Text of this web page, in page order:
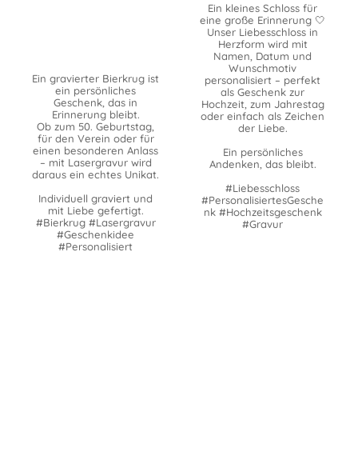
Ein gravierter Bierkrug ist
ein persönliches
Geschenk, das in
Erinnerung bleibt.
Ob zum 50. Geburtstag,
für den Verein oder für
einen besonderen Anlass
– mit Lasergravur wird
daraus ein echtes Unikat.
Individuell graviert und
mit Liebe gefertigt.
#Bierkrug #Lasergravur
#Geschenkidee
#Personalisiert
Ein kleines Schloss für
eine große Erinnerung 🤍
Unser Liebesschloss in
Herzform wird mit
Namen, Datum und
Wunschmotiv
personalisiert – perfekt
als Geschenk zur
Hochzeit, zum Jahrestag
oder einfach als Zeichen
der Liebe.
Ein persönliches
Andenken, das bleibt.
#Liebesschloss
#PersonalisiertesGesche
nk #Hochzeitsgeschenk
#Gravur